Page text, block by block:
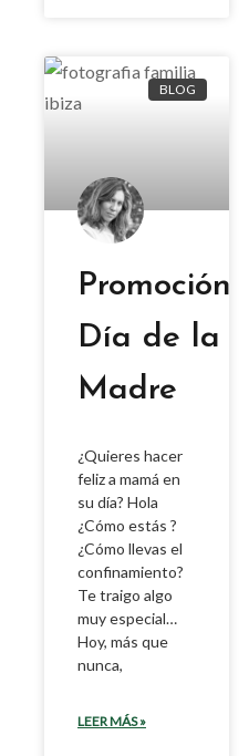
BLOG
Promoción
Día de la
Madre
¿Quieres hacer
feliz a mamá en
su día? Hola
¿Cómo estás ?
¿Cómo llevas el
confinamiento?
Te traigo algo
muy especial…
Hoy, más que
nunca,
LEER MÁS »